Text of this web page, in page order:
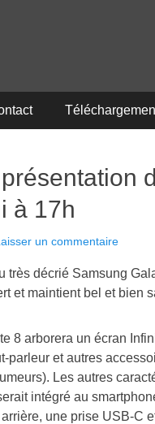
à 17h
un commentaire
très décrié Samsung
et maintient bel et bien
8 arborera un écran
parleur et autres
Les autres
intégré au
une prise USB-C